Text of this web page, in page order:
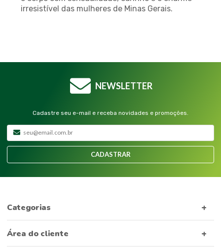
irresistível das mulheres de Minas Gerais.
NEWSLETTER
Cadastre seu e-mail e receba novidades e promoções.
CADASTRAR
Categorias
Área do cliente